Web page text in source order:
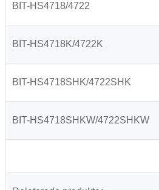
BIT-HS4718/4722
BIT-HS4718K/4722K
BIT-HS4718SHK/4722SHK
BIT-HS4718SHKW/4722SHKW